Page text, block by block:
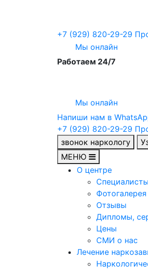
+7 (929) 820-29-29
Мы онлайн
Работаем 24/7
Мы онлайн
Напиши нам в
+7 (929) 820-29-29
звонок наркологу
МЕНЮ
О центре
Специалисты
Фотогалерея
Отзывы
Дипломы,
Цены
СМИ о нас
Лечение